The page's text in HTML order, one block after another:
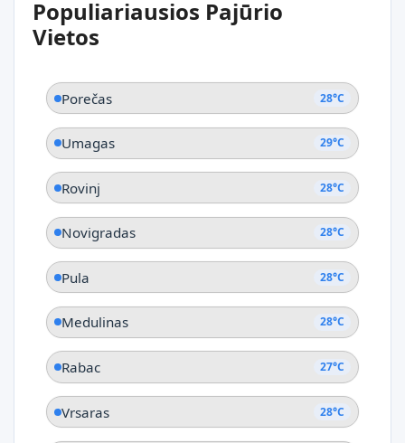
Dajla
Populiariausios Pajūrio
Vietos
Porečas 28°C
Umagas 29°C
Rovinj 28°C
Novigradas 28°C
Pula 28°C
Medulinas 28°C
Rabac 27°C
Vrsaras 28°C